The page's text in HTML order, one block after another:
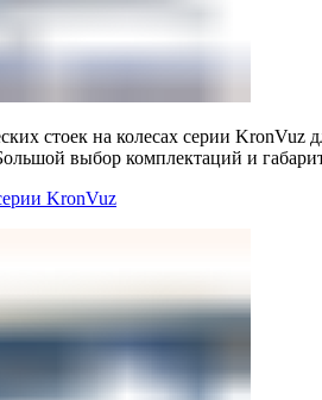
стоек на колесах серии KronVuz
выбор комплектаций и
KronVuz